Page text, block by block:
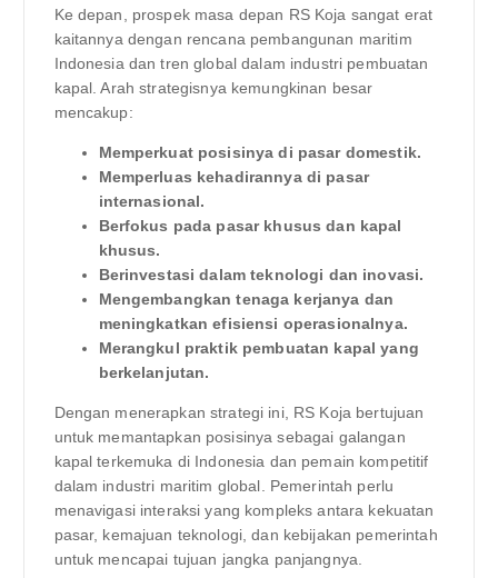
Ke depan, prospek masa depan RS Koja sangat erat
kaitannya dengan rencana pembangunan maritim
Indonesia dan tren global dalam industri pembuatan
kapal. Arah strategisnya kemungkinan besar
mencakup:
Memperkuat posisinya di pasar domestik.
Memperluas kehadirannya di pasar
internasional.
Berfokus pada pasar khusus dan kapal
khusus.
Berinvestasi dalam teknologi dan inovasi.
Mengembangkan tenaga kerjanya dan
meningkatkan efisiensi operasionalnya.
Merangkul praktik pembuatan kapal yang
berkelanjutan.
Dengan menerapkan strategi ini, RS Koja bertujuan
untuk memantapkan posisinya sebagai galangan
kapal terkemuka di Indonesia dan pemain kompetitif
dalam industri maritim global. Pemerintah perlu
menavigasi interaksi yang kompleks antara kekuatan
pasar, kemajuan teknologi, dan kebijakan pemerintah
untuk mencapai tujuan jangka panjangnya.